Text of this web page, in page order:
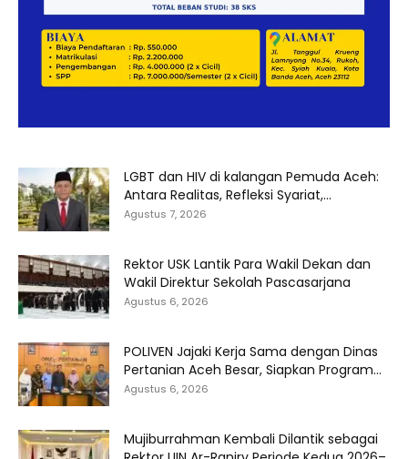
LGBT dan HIV di kalangan Pemuda Aceh:
Antara Realitas, Refleksi Syariat,...
Agustus 7, 2026
Rektor USK Lantik Para Wakil Dekan dan
Wakil Direktur Sekolah Pascasarjana
Agustus 6, 2026
POLIVEN Jajaki Kerja Sama dengan Dinas
Pertanian Aceh Besar, Siapkan Program...
Agustus 6, 2026
Mujiburrahman Kembali Dilantik sebagai